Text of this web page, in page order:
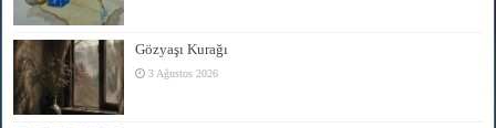
Gözyaşı Kurağı
3 Ağustos 2026